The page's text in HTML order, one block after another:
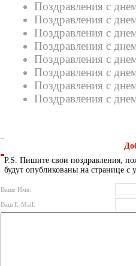
Поздравления с
Поздравления с
Поздравления с
Поздравления с
Поздравления с
Поздравления с
Поздравления с
Поздравления с
P.S. Пишите свои поздравления,
будут опубликованы на странице с
Ваше Имя:
Ваш E-Mail: